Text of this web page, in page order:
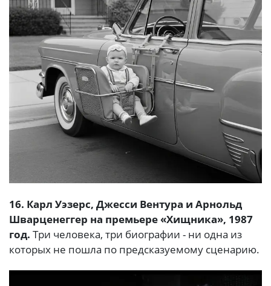
16. Карл Уэзерс, Джесси Вентура и Арнольд
Шварценеггер на премьере «Хищника», 1987
год. Три человека, три биографии - ни одна из
которых не пошла по предсказуемому сценарию.